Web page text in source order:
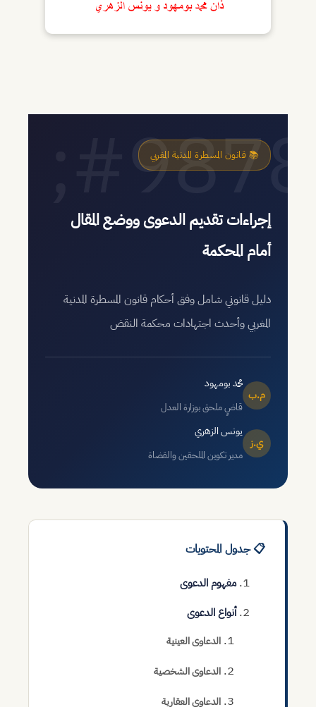
📚 قانون المسطرة المدنية المغربي
إجراءات تقديم الدعوى ووضع المقال
أمام المحكمة
دليل قانوني شامل وفق أحكام قانون المسطرة المدنية
المغربي وأحدث اجتهادات محكمة النقض
م.ب
محمد بومهود
قاضٍ ملحق بوزارة العدل
ي.ز
يونس الزهري
مدير تكوين الملحقين والقضاة
📋 جدول المحتويات
مفهوم الدعوى
أنواع الدعوى
الدعاوى العينية
الدعاوى الشخصية
الدعاوى العقارية